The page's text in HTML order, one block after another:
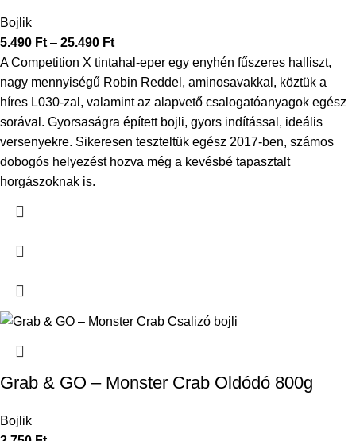
Bojlik
5.490 Ft – 25.490 Ft
A Competition X tintahal-eper egy enyhén fűszeres halliszt,
nagy mennyiségű Robin Reddel, aminosavakkal, köztük a
híres L030-zal, valamint az alapvető csalogatóanyagok egész
sorával. Gyorsaságra épített bojli, gyors indítással, ideális
versenyekre. Sikeresen teszteltük egész 2017-ben, számos
dobogós helyezést hozva még a kevésbé tapasztalt
horgászoknak is.
Grab & GO – Monster Crab Oldódó 800g
Bojlik